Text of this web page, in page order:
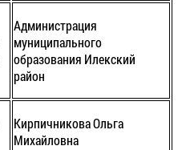
Администрация
муниципального
образования Илекский
район
Кирпичникова Ольга
Михайловна